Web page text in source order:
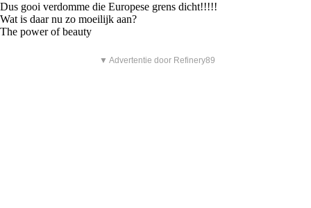
Dus gooi verdomme die Europese grens dicht!!!!!
Wat is daar nu zo moeilijk aan?
The power of beauty
▼ Advertentie door Refinery89